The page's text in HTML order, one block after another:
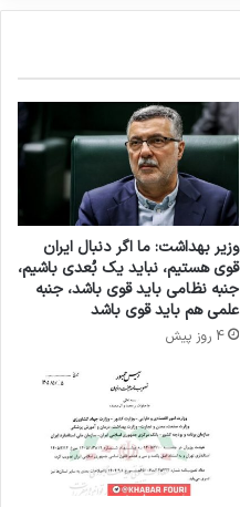
وزیر بهداشت: ما اگر دنبال ایران
قوی هستیم، نباید یک بُعدی باشیم،
جنبه نظامی باید قوی باشد، جنبه
علمی هم باید قوی باشد
4 روز پیش